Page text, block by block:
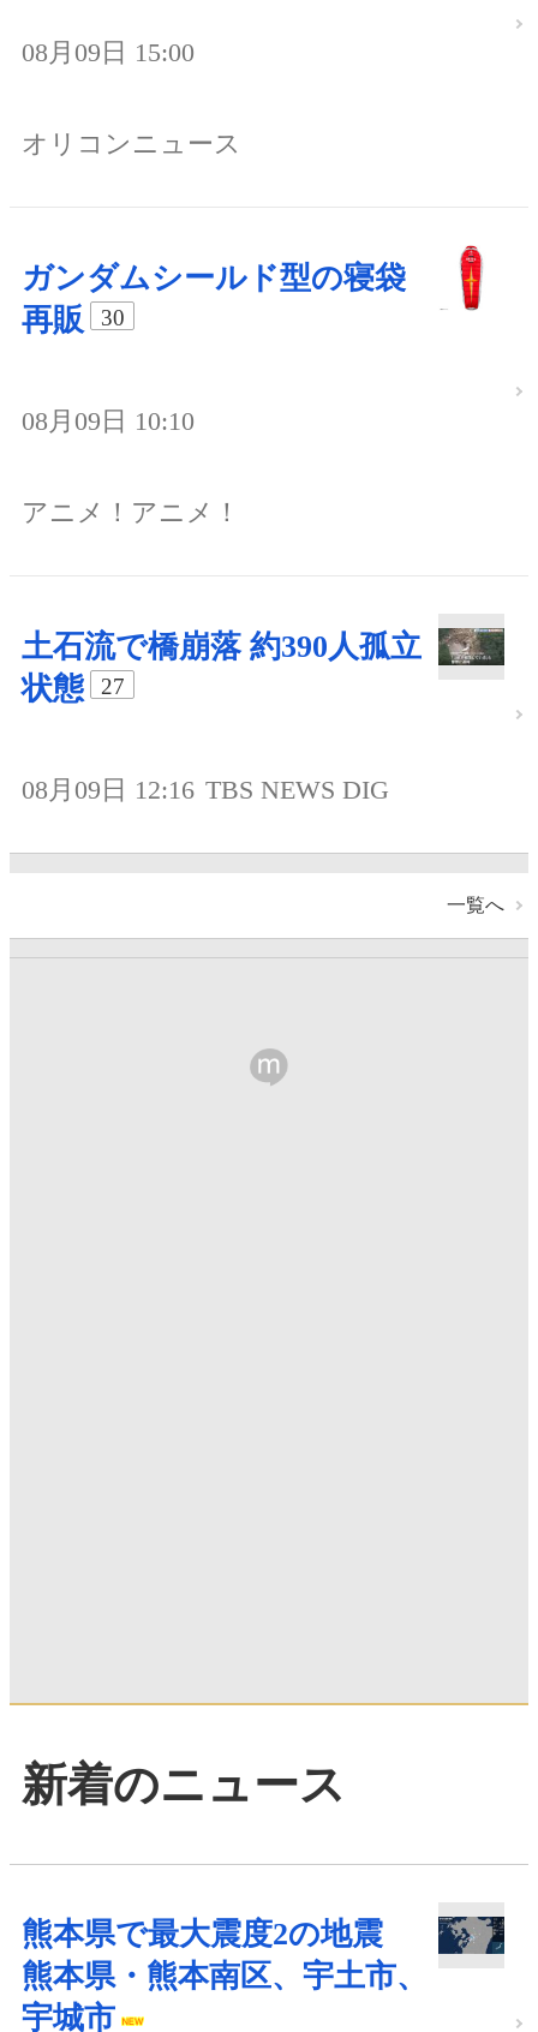
08月09日 15:00
オリコンニュース
ガンダムシールド型の寝袋
再販
30
08月09日 10:10
アニメ！アニメ！
土石流で橋崩落 約390人孤立
状態
27
08月09日 12:16 TBS NEWS DIG
一覧へ
新着のニュース
熊本県で最大震度2の地震
熊本県・熊本南区、宇土市、
宇城市